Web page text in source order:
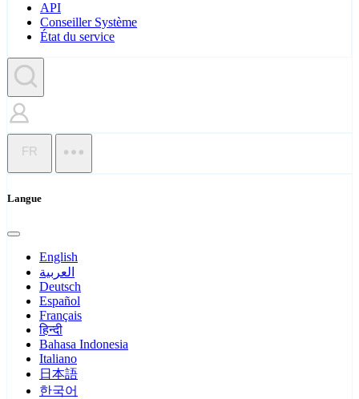
API
Conseiller Système
État du service
FR
Langue
English
العربية
Deutsch
Español
Français
हिन्दी
Bahasa Indonesia
Italiano
日本語
한국어